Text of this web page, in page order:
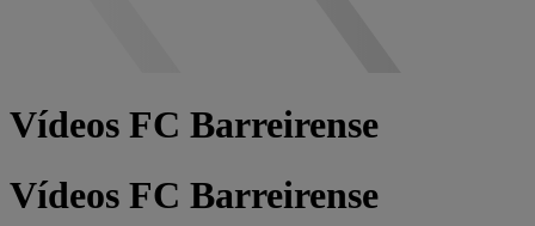
Vídeos FC Barreirense
Vídeos FC Barreirense